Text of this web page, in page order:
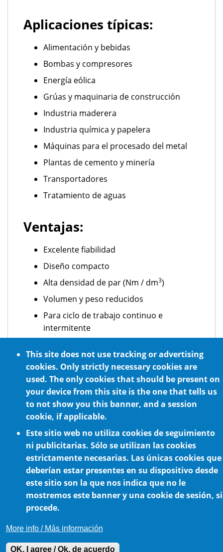
Aplicaciones típicas:
Alimentación y bebidas
Bombas y compresores
Energía eólica
Grúas y maquinaria de construcción
Industria maderera
Industria química y papelera
Máquinas para el procesado del metal
Plantas de cemento y minería
Transportadores
Tratamiento de aguas
Ventajas:
Excelente fiabilidad
Diseño compacto
Alta densidad de par (Nm / dm3)
Volumen y peso reducidos
Para ciclo de trabajo continuo e
intermitente
Opcionalmente, lubricado con aceite
alimentario certificado NFS H1
Montaje en cualquier posición
Política de cookies
This site does not use tracking or advertising
cookies. Only strictly necessary cookies are
used. The only cookies that should be present on
your device from this site is the one that tells us
to not show you this banner, and a session
cookie, if applicable.
Este sitio web no utiliza cookies de seguimiento
ni publicitarias. Sólo se utilizan las cookies
estrictamente necesarias. Las únicas cookies que
deberían estar presentes en su dispositivo desde
este sitio son la que nos indica que no le
mostremos este banner y una cookie de sesión, si
procede.
More info / Más información
OK, I agree / Ok, de acuerdo